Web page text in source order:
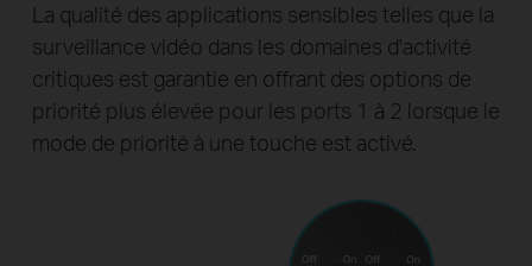
La qualité des applications sensibles telles que la
surveillance vidéo dans les domaines d'activité
critiques est garantie en offrant des options de
priorité plus élevée pour les ports 1 à 2 lorsque le
mode de priorité à une touche est activé.